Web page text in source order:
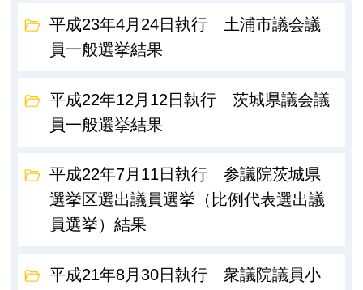
平成23年4月24日執行 土浦市議会議
員一般選挙結果
平成22年12月12日執行 茨城県議会議
員一般選挙結果
平成22年7月11日執行 参議院茨城県
選挙区選出議員選挙（比例代表選出議
員選挙）結果
平成21年8月30日執行 衆議院議員小